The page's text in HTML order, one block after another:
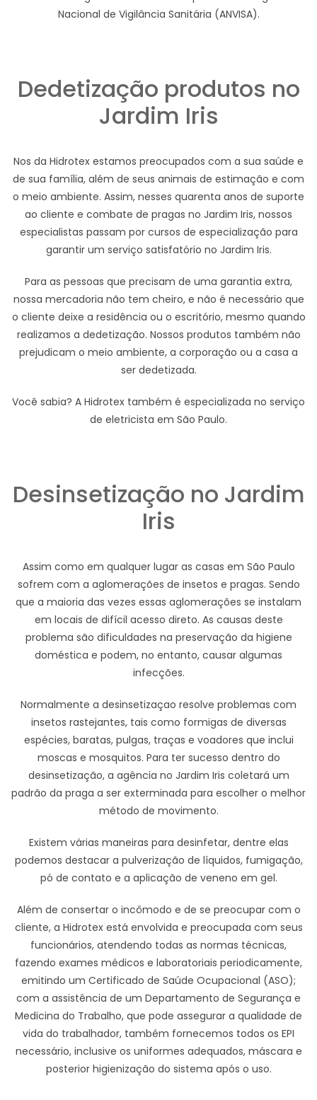
Nacional de Vigilância Sanitária (ANVISA).
Dedetização produtos no
Jardim Iris
Nos da Hidrotex estamos preocupados com a sua saúde e
de sua família, além de seus animais de estimação e com
o meio ambiente. Assim, nesses quarenta anos de suporte
ao cliente e combate de pragas no Jardim Iris, nossos
especialistas passam por cursos de especialização para
garantir um serviço satisfatório no Jardim Iris.
Para as pessoas que precisam de uma garantia extra,
nossa mercadoria não tem cheiro, e não é necessário que
o cliente deixe a residência ou o escritório, mesmo quando
realizamos a dedetização. Nossos produtos também não
prejudicam o meio ambiente, a corporação ou a casa a
ser dedetizada.
Você sabia? A Hidrotex também é especializada no serviço
de eletricista em São Paulo.
Desinsetização no Jardim
Iris
Assim como em qualquer lugar as casas em São Paulo
sofrem com a aglomerações de insetos e pragas. Sendo
que a maioria das vezes essas aglomerações se instalam
em locais de difícil acesso direto. As causas deste
problema são dificuldades na preservação da higiene
doméstica e podem, no entanto, causar algumas
infecções.
Normalmente a desinsetizaçao resolve problemas com
insetos rastejantes, tais como formigas de diversas
espécies, baratas, pulgas, traças e voadores que inclui
moscas e mosquitos. Para ter sucesso dentro do
desinsetização, a agência no Jardim Iris coletará um
padrão da praga a ser exterminada para escolher o melhor
método de movimento.
Existem várias maneiras para desinfetar, dentre elas
podemos destacar a pulverização de líquidos, fumigação,
pó de contato e a aplicação de veneno em gel.
Além de consertar o incômodo e de se preocupar com o
cliente, a Hidrotex está envolvida e preocupada com seus
funcionários, atendendo todas as normas técnicas,
fazendo exames médicos e laboratoriais periodicamente,
emitindo um Certificado de Saúde Ocupacional (ASO);
com a assistência de um Departamento de Segurança e
Medicina do Trabalho, que pode assegurar a qualidade de
vida do trabalhador, também fornecemos todos os EPI
necessário, inclusive os uniformes adequados, máscara e
posterior higienização do sistema após o uso.